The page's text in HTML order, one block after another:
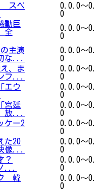
スペ
0.0.0～0.
0
動巨
全
0.0.0～0.
0
主演
な...
0.0.0～0.
0
、ま
フ...
0.0.0～0.
0
エウ
0.0.0～0.
0
宮廷
放...
0.0.0～0.
0
ケー2
0.0.0～0.
0
た20
像...
0.0.0～0.
0
？
...
0.0.0～0.
0
韓
0.0.0～0.
0